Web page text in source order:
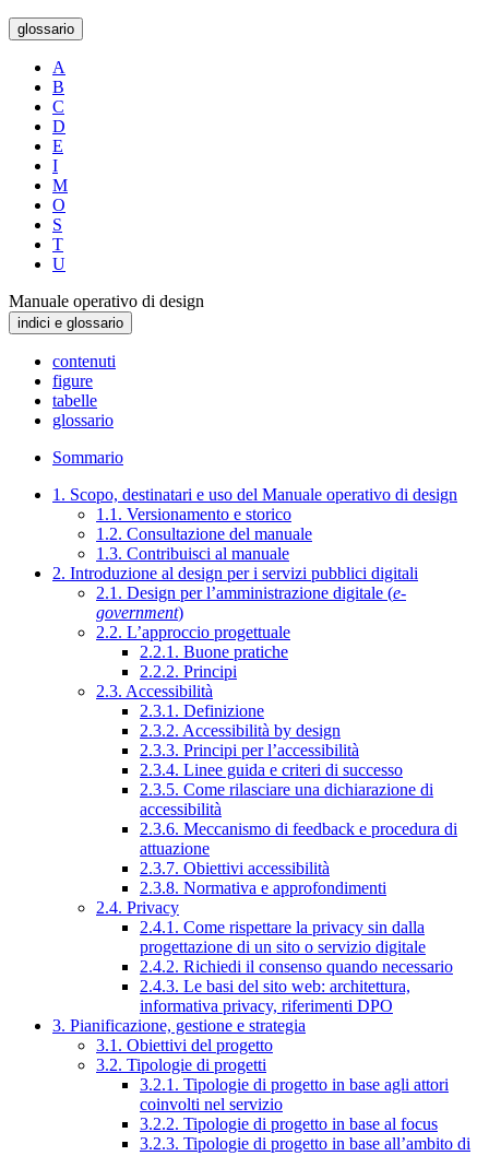
glossario
A
B
C
D
E
I
M
O
S
T
U
Manuale operativo di design
indici e glossario
contenuti
figure
tabelle
glossario
Sommario
1. Scopo, destinatari e uso del Manuale operativo di design
1.1. Versionamento e storico
1.2. Consultazione del manuale
1.3. Contribuisci al manuale
2. Introduzione al design per i servizi pubblici digitali
2.1. Design per l’amministrazione digitale (e-
government)
2.2. L’approccio progettuale
2.2.1. Buone pratiche
2.2.2. Principi
2.3. Accessibilità
2.3.1. Definizione
2.3.2. Accessibilità by design
2.3.3. Principi per l’accessibilità
2.3.4. Linee guida e criteri di successo
2.3.5. Come rilasciare una dichiarazione di
accessibilità
2.3.6. Meccanismo di feedback e procedura di
attuazione
2.3.7. Obiettivi accessibilità
2.3.8. Normativa e approfondimenti
2.4. Privacy
2.4.1. Come rispettare la privacy sin dalla
progettazione di un sito o servizio digitale
2.4.2. Richiedi il consenso quando necessario
2.4.3. Le basi del sito web: architettura,
informativa privacy, riferimenti DPO
3. Pianificazione, gestione e strategia
3.1. Obiettivi del progetto
3.2. Tipologie di progetti
3.2.1. Tipologie di progetto in base agli attori
coinvolti nel servizio
3.2.2. Tipologie di progetto in base al focus
3.2.3. Tipologie di progetto in base all’ambito di